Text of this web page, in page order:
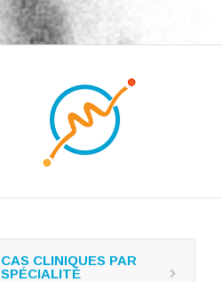
CAS CLINIQUES PAR
SPÉCIALITÉ